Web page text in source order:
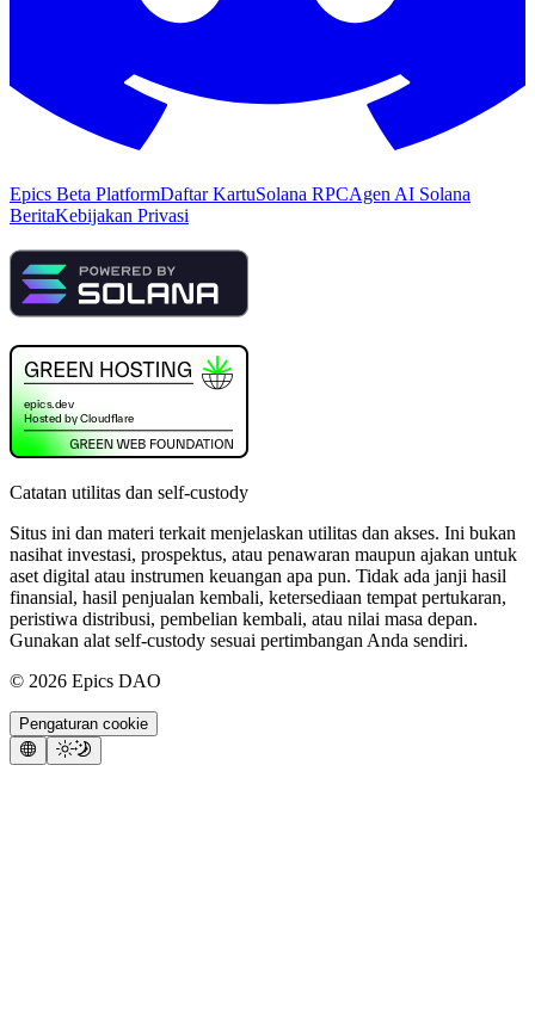
Epics Beta PlatformDaftar KartuSolana RPCAgen AI Solana
BeritaKebijakan Privasi
Catatan utilitas dan self-custody
Situs ini dan materi terkait menjelaskan utilitas dan akses. Ini bukan
nasihat investasi, prospektus, atau penawaran maupun ajakan untuk
aset digital atau instrumen keuangan apa pun. Tidak ada janji hasil
finansial, hasil penjualan kembali, ketersediaan tempat pertukaran,
peristiwa distribusi, pembelian kembali, atau nilai masa depan.
Gunakan alat self-custody sesuai pertimbangan Anda sendiri.
© 2026 Epics DAO
Pengaturan cookie